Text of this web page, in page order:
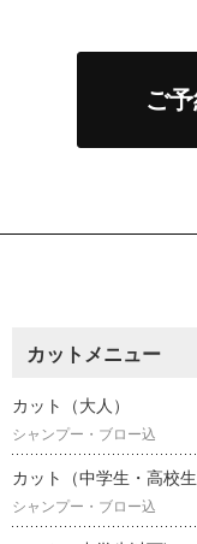
ご
カットメニュー
カット（大人）
シャンプー・ブロー込
カット（中学生・高校
シャンプー・ブロー込